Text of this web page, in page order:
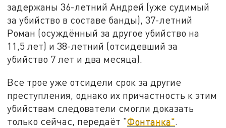
задержаны 36-летний Андрей (уже судимый
за убийство в составе банды), 37-летний
Роман (осуждённый за другое убийство на
11,5 лет) и 38-летний (отсидевший за
убийство 7 лет и два месяца).
Все трое уже отсидели срок за другие
преступления, однако их причастность к этим
убийствам следователи смогли доказать
только сейчас, передаёт "Фонтанка"